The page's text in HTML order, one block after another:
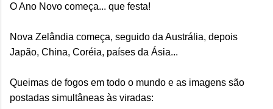
O Ano Novo começa... que festa!
Nova Zelândia começa, seguido da Austrália, depois
Japão, China, Coréia, países da Ásia...
Queimas de fogos em todo o mundo e as imagens são
postadas simultâneas às viradas: